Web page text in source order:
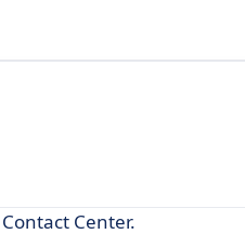
Center.